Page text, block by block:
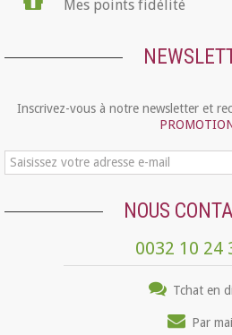
Mes points fidélité
Inscrivez-vous à notre newsletter et
NOUS
0032 10 24
Tchat en
Par mail